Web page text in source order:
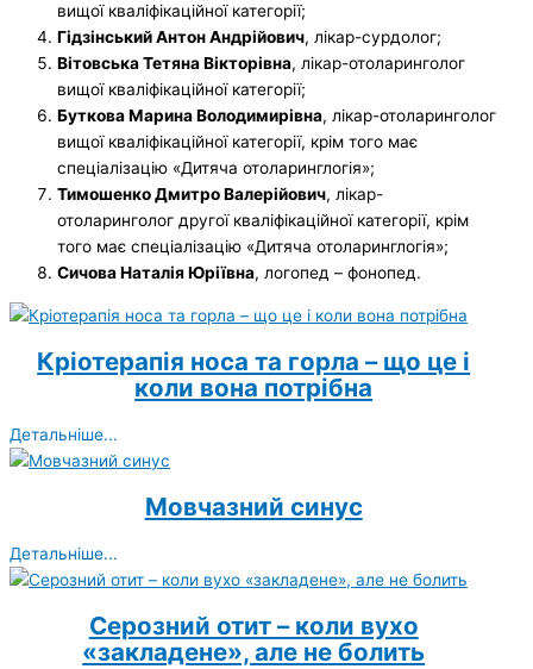
вищої кваліфікаційної категорії;
Гідзінський Антон Андрійович, лікар-сурдолог;
Вітовська Тетяна Вікторівна, лікар-отоларинголог
вищої кваліфікаційної категорії;
Буткова Марина Володимирівна, лікар-отоларинголог
вищої кваліфікаційної категорії, крім того має
спеціалізацію «Дитяча отоларинглогія»;
Тимошенко Дмитро Валерійович, лікар-
отоларинголог другої кваліфікаційної категорії, крім
того має спеціалізацію «Дитяча отоларинглогія»;
Сичова Наталія Юріївна, логопед – фонопед.
Кріотерапія носа та горла – що це і
коли вона потрібна
Детальніше...
Мовчазний синус
Детальніше...
Серозний отит – коли вухо
«закладене», але не болить